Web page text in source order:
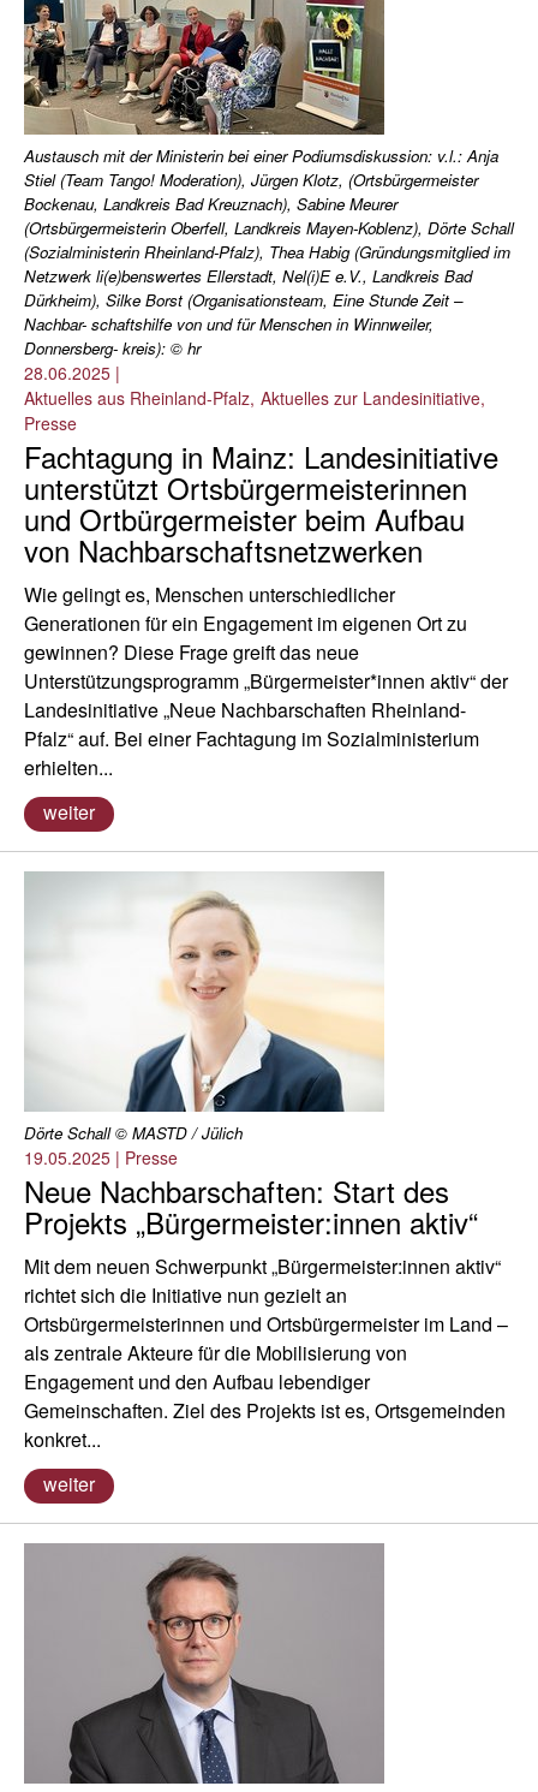
Austausch mit der Ministerin bei einer Podiumsdiskussion: v.l.: Anja
Stiel (Team Tango! Moderation), Jürgen Klotz, (Ortsbürgermeister
Bockenau, Landkreis Bad Kreuznach), Sabine Meurer
(Ortsbürgermeisterin Oberfell, Landkreis Mayen-Koblenz), Dörte Schall
(Sozialministerin Rheinland-Pfalz), Thea Habig (Gründungsmitglied im
Netzwerk li(e)benswertes Ellerstadt, Nel(i)E e.V., Landkreis Bad
Dürkheim), Silke Borst (Organisationsteam, Eine Stunde Zeit –
Nachbar- schaftshilfe von und für Menschen in Winnweiler,
Donnersberg- kreis): © hr
28.06.2025 |
Aktuelles aus Rheinland-Pfalz Aktuelles zur Landesinitiative
Presse
Fachtagung in Mainz: Landesinitiative
unterstützt Ortsbürgermeisterinnen
und Ortbürgermeister beim Aufbau
von Nachbarschaftsnetzwerken
Wie gelingt es, Menschen unterschiedlicher
Generationen für ein Engagement im eigenen Ort zu
gewinnen? Diese Frage greift das neue
Unterstützungsprogramm „Bürgermeister*innen aktiv“ der
Landesinitiative „Neue Nachbarschaften Rheinland-
Pfalz“ auf. Bei einer Fachtagung im Sozialministerium
erhielten...
weiter
Dörte Schall © MASTD / Jülich
19.05.2025 | Presse
Neue Nachbarschaften: Start des
Projekts „Bürgermeister:innen aktiv“
Mit dem neuen Schwerpunkt „Bürgermeister:innen aktiv“
richtet sich die Initiative nun gezielt an
Ortsbürgermeisterinnen und Ortsbürgermeister im Land –
als zentrale Akteure für die Mobilisierung von
Engagement und den Aufbau lebendiger
Gemeinschaften. Ziel des Projekts ist es, Ortsgemeinden
konkret...
weiter